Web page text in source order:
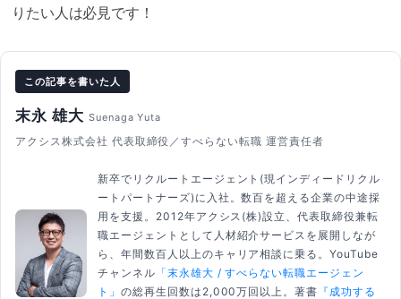
りたい人は必見です！
この記事を書いた人
末永 雄大 Suenaga Yuta
アクシス株式会社 代表取締役／すべらない転職 運営責任者
新卒でリクルートエージェント(現インディードリクル
ートパートナーズ)に入社。数百を超える企業の中途採
用を支援。2012年アクシス(株)設立、代表取締役兼転
職エージェントとして人材紹介サービスを展開しなが
ら、年間数百人以上のキャリア相談に乗る。YouTube
チャンネル 「末永雄大 / すべらない転職エージェン
ト」 の総再生回数は2,000万回以上。著書 『成功する